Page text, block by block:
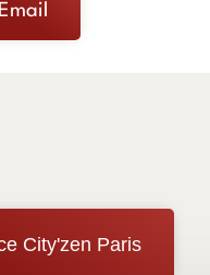
Email
City'zen Paris